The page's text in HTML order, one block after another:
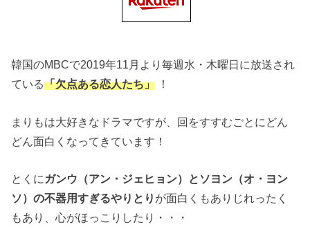
韓国のMBCで2019年11月より毎週水・木曜日に放送され
ている「欠点ある恋人たち」 ！
まりもは大好きなドラマですが、回をすすむごとにどん
どん面白くなってきています！
とくに ガンウ（アン・ジェヒョン）とソヨン（オ・ヨン
ソ）の不器用すぎるやりとり が面白くもありじれったく
もあり、心がほっこりしたり・・・